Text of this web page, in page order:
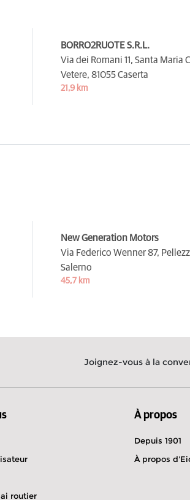
BORRO2RUOTE S.R.L.
Via dei Romani 11, Santa Maria
Vetere, 81055 Caserta
21,9 km
New Generation Motors
Via Federico Wenner 87,
Salerno
45,7 km
Joignez-vous à la
routier
À propos
Depuis 1901
À propos